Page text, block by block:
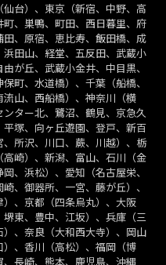
台）、東京（新宿、中野、高
、巣鴨、町田、西日暮里、府
、原宿、恵比寿、飯田橋、成
田山、経堂、五反田、武蔵小
が丘、武蔵小金井、中目黒、
町、水道橋）、千葉（船橋、
山、西船橋）、神奈川（横
ター北、鷺沼、鶴見、京急久
塚、向ヶ丘遊園、登戸、新百
所沢、川口、蕨、川越）、栃
崎）、新潟、富山、石川（金
、浜松）、愛知（名古屋栄、
、御器所、一宮、藤が丘）、
、京都（四条烏丸）、大阪
堺東、豊中、江坂）、兵庫（三
、奈良（大和西大寺）、岡山
）、香川（高松）、福岡（博
長崎、熊本、鹿児島、沖縄